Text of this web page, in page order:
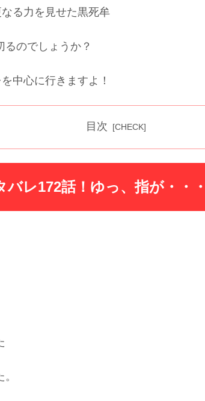
る力を見せた黒死牟
るのでしょうか？
中心に行きますよ！
目次
バレ172話！ゆっ、指が・・・